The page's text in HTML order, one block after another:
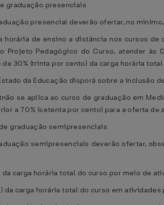
graduação presenciais
presencial deverão ofertar, no
horária de ensino a distância nos cursos
Projeto Pedagógico do Curso, atender
30% (trinta por cento) da carga horária
da Educação disporá sobre a inclusão
se aplica ao curso de graduação em
a 70% (setenta por cento) para a oferta
graduação semipresenciais
semipresenciais deverão ofertar,
carga horária total do curso por meio de
da carga horária total do curso em